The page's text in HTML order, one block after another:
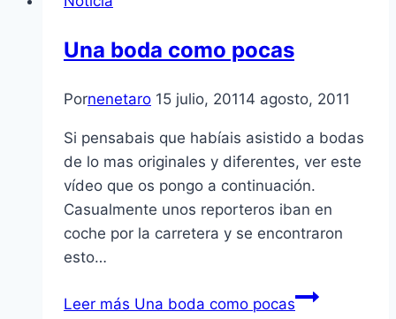
Una boda como pocas
Pornenetaro 15 julio, 20114 agosto, 2011
Si pensabais que habí­ais asistido a bodas
de lo mas originales y diferentes, ver este
ví­deo que os pongo a continuación.
Casualmente unos reporteros iban en
coche por la carretera y se encontraron
esto…
Leer más Una boda como pocas